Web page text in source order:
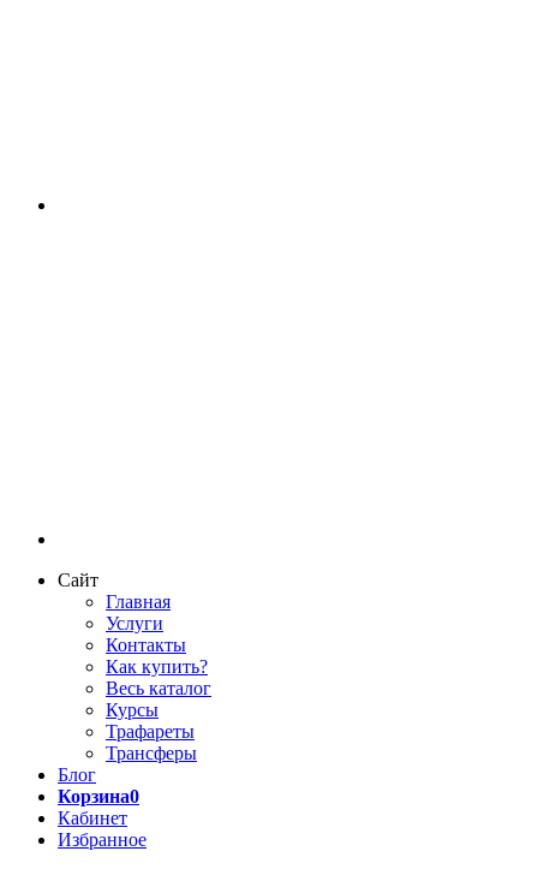
Сайт
Главная
Услуги
Контакты
Как купить?
Весь каталог
Курсы
Трафареты
Трансферы
Блог
Корзина0
Кабинет
Избранное